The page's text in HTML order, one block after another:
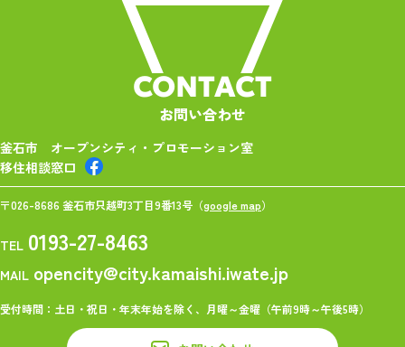
CONTACT
お問い合わせ
釜石市 オープンシティ・プロモーション室
移住相談窓口
〒026-8686 釜石市只越町3丁目9番13号（google map）
TEL 0193-27-8463
MAIL opencity@city.kamaishi.iwate.jp
受付時間：土日・祝日・年末年始を除く、月曜～金曜（午前9時～午後5時）